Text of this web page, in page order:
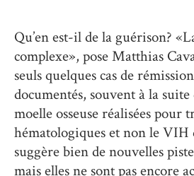
Qu’en est-il de la guérison?
complexe», pose Matthias
seuls quelques cas de
documentés, souvent à la
moelle osseuse réalisées pour
hématologiques et non le VIH
suggère bien de nouvelles
mais elles ne sont pas encore